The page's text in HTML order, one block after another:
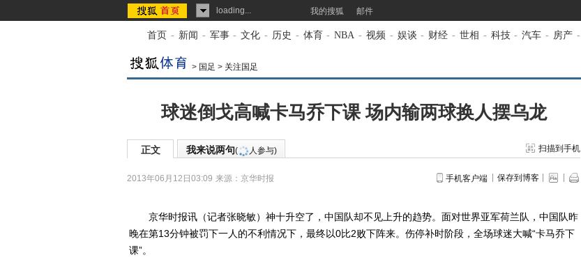
loading... 我的搜狐 邮件
首页 - 新闻 - 军事 - 文化 - 历史 - 体育 - NBA - 视频 - 娱谈 - 财经 - 世相 - 科技 - 汽车 - 房产 -
> 国足 > 关注国足
球迷倒戈高喊卡马乔下课 场内输两球换人摆乌龙
正文 我来说两句( 人参与) 扫描到手机
2013年06月12日03:09 来源： 京华时报 手机客户端 保存到博客
京华时报讯（记者张晓敏）神十升空了，中国队却不见上升的趋势。面对世界亚军荷兰队，中国队昨
晚在第13分钟被罚下一人的不利情况下，最终以0比2败下阵来。伤停补时阶段，全场球迷大喊“卡马乔下
课”。